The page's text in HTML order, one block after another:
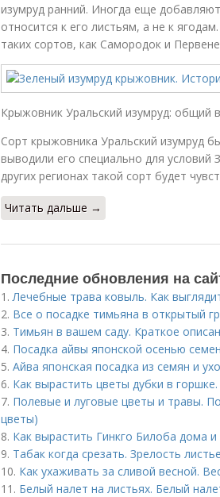
изумруд ранний. Иногда еще
относится к его листьям, а не к
таких сортов, как Самородок и
Крыжовник Уральский изумруд: общий
Сорт крыжовника Уральский изумруд
выводили его специально для
других регионах такой сорт будет
Читать дальше →
Последние обновления на
1.Лечебные трава ковыль. Как
2. Все о посадке тимьяна в открытый
3. Тимьян в вашем саду. Краткое
4. Посадка айвы японской осенью
5. Айва японская посадка из семян и
6. Как вырастить цветы дубки в
7. Полевые и луговые цветы и травы.
цветы)
8. Как вырастить Гинкго Билоба дома и
9. Табак когда срезать. Зрелость
10. Как ухаживать за сливой весной.
11. Белый налет на листьях. Белый